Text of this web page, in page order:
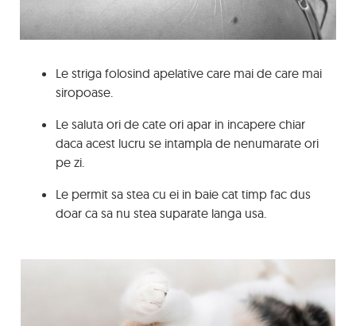
Le striga folosind apelative care mai de care mai
siropoase.
Le saluta ori de cate ori apar in incapere chiar
daca acest lucru se intampla de nenumarate ori
pe zi.
Le permit sa stea cu ei in baie cat timp fac dus
doar ca sa nu stea suparate langa usa.